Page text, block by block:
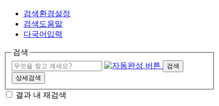
검색환경설정
검색도움말
다국어입력
검색
검색
상세검색
결과 내 재검색